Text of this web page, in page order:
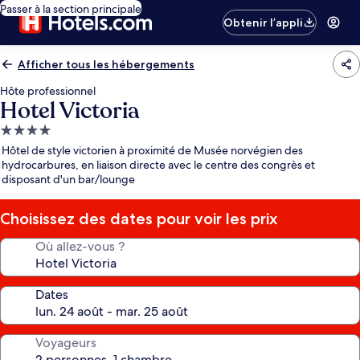
Passer à la section principale
Obtenir l’appli
Afficher tous les hébergements
Hôte professionnel
Hotel Victoria
Hébergement
4.0 étoiles
Hôtel de style victorien à proximité de Musée norvégien des
hydrocarbures, en liaison directe avec le centre des congrès et
disposant d'un bar/lounge
Choisissez des dates pour voir les prix
Où allez-vous ?
Dates
Voyageurs